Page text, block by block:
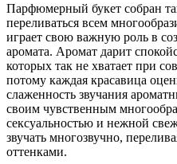
Парфюмерный букет собран
переливаться всем
играет свою важную роль в
аромата. Аромат дарит
которых так не хватает при
потому каждая красавица
слаженность звучания
своим чувственным
сексуальностью и нежной
звучать многозвучно,
оттенками.